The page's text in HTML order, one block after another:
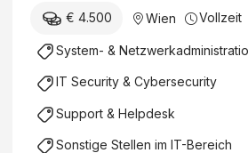
€ 4.500 Wien Vollzeit
System- &
IT Security & Cybersecurity
Support & Helpdesk
Sonstige Stellen im IT-Bereich